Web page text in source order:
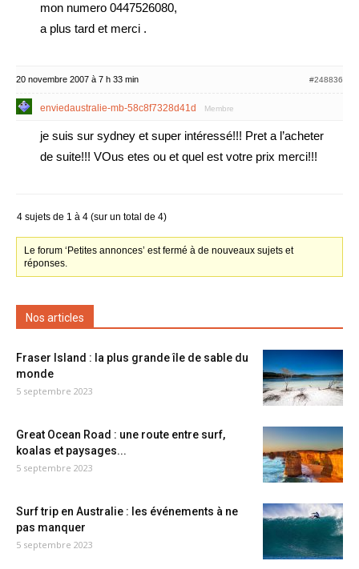
mon numero 0447526080,
a plus tard et merci .
20 novembre 2007 à 7 h 33 min #248836
enviedaustralie-mb-58c8f7328d41d Membre
je suis sur sydney et super intéressé!!! Pret a l’acheter
de suite!!! VOus etes ou et quel est votre prix merci!!!
4 sujets de 1 à 4 (sur un total de 4)
Le forum ‘Petites annonces’ est fermé à de nouveaux sujets et
réponses.
Nos articles
Fraser Island : la plus grande île de sable du
monde
5 septembre 2023
Great Ocean Road : une route entre surf,
koalas et paysages...
5 septembre 2023
Surf trip en Australie : les événements à ne
pas manquer
5 septembre 2023